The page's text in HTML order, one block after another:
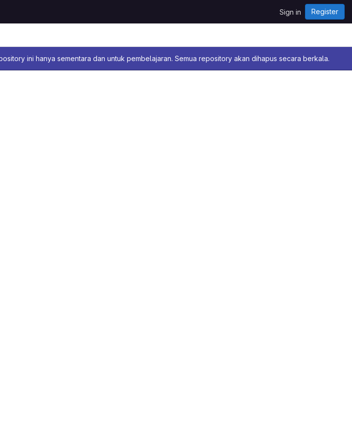
Sign in Register
ini hanya sementara dan untuk pembelajaran. Semua repository akan dihapus secara berkala.